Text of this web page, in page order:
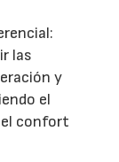
las
y
el
confort